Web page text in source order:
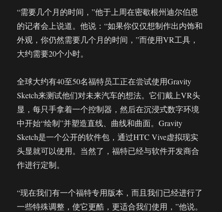
“需要几个月的时间，”他于上周在密歇根州迪尔伯恩
的记者会上说道。他说：“如果你仅仅想制作出内饰和
外观，你仍然需要几个月的时间，”而使用VR工具，
大约需要20个小时。
全球大约有40至50名福特员工正在尝试使用Gravity
Sketch来测试他们对未来汽车的想法。它们戴上VR头
显，每只手拿着一个控制器，然后在沉浸式数字环境
中开始“绘制”并塑造直线、曲线和曲面。Gravity
Sketch是一个公开的软件包，通过HTC Vive虚拟现实
头显就可以使用。当然了，福特已经与软件开发商合
作进行定制。
“现在我们有一个福特专用版本，而且我们已经进行了
一些特殊调整，使它更酷，更适合我们使用，”他说。